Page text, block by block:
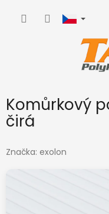
Komůrkový
čirá
Značka: exolon